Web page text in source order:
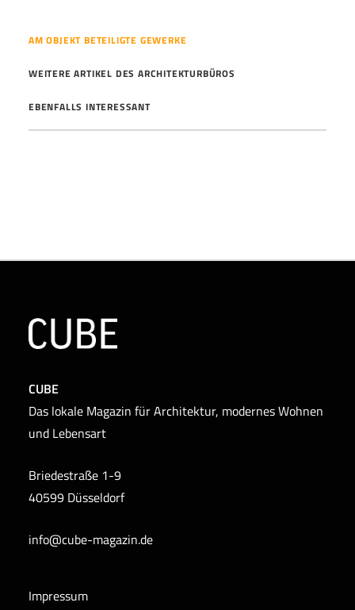
AM OBJEKT BETEILIGTE GEWERKE
WEITERE ARTIKEL DES ARCHITEKTURBÜROS
EBENFALLS INTERESSANT
CUBE
Das lokale Magazin für Architektur, modernes Wohnen
und Lebensart
Briedestraße 1-9
40599 Düsseldorf
info@cube-magazin.de
Impressum